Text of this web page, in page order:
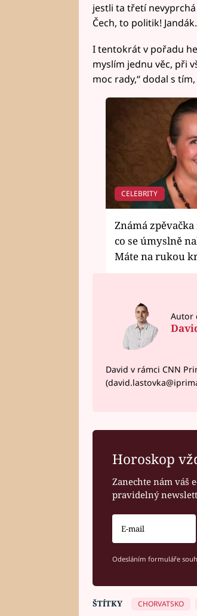
jestli ta třetí nevyprchá
Čech, to politik! Jandák.
I tentokrát v pořadu
myslím jednu věc, při
moc rady,“ dodal s
CELEBRITY
Známá
co se úmyslně
Máte na rukou
Autor
David v rámci CNN
Horoskop
Zanechte nám váš
pravidelný
Odesláním formuláře
ŠTÍTKY CHORVATSKO